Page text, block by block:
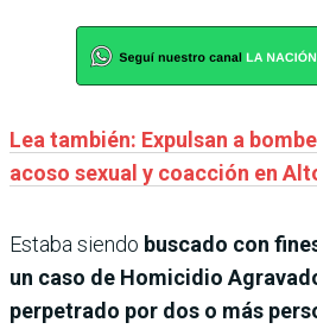
Lea también: Expulsan a
acoso sexual y coacción en
Estaba siendo buscado con
un caso de Homicidio
perpetrado por dos o más